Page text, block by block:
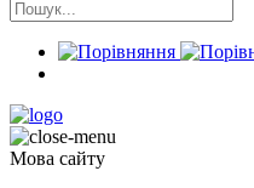
Мова сайту